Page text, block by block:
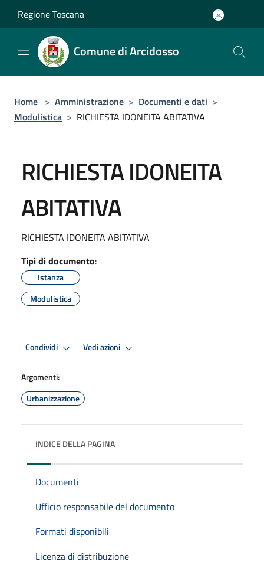
Regione Toscana
Comune di Arcidosso
Home > Amministrazione > Documenti e dati >
Modulistica > RICHIESTA IDONEITA ABITATIVA
RICHIESTA IDONEITA
ABITATIVA
RICHIESTA IDONEITA ABITATIVA
Tipi di documento:
Istanza
Modulistica
Condividi Vedi azioni
Argomenti:
Urbanizzazione
INDICE DELLA PAGINA
Documenti
Ufficio responsabile del documento
Formati disponibili
Licenza di distribuzione